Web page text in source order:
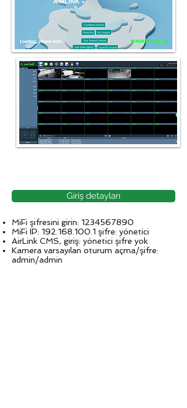
Giriş detayları
MiFi şifresini girin: 1234567890
MiFi IP: 192.168.100.1 şifre: yönetici
AirLink CMS, giriş: yönetici şifre yok
Kamera varsayılan oturum açma/şifre:
admin/admin